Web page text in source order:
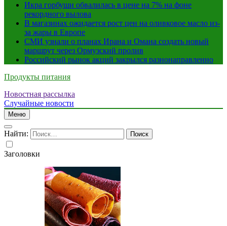
Икра горбуши обвалилась в цене на 7% на фоне
рекордного вылова
В магазинах ожидается рост цен на оливковое масло из-
за жары в Европе
СМИ узнали о планах Ирана и Омана создать новый
маршрут через Ормузский пролив
Российский рынок акций закрылся разнонаправленно
Продукты питания
Новостная рассылка
Случайные новости
Меню
Найти:
Заголовки